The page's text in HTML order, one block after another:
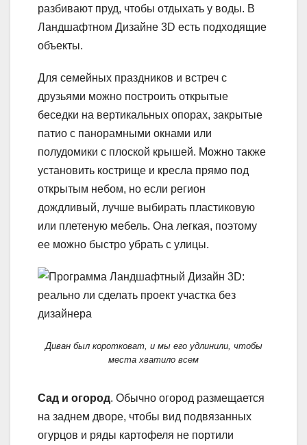
разбивают пруд, чтобы отдыхать у воды. В
Ландшафтном Дизайне 3D есть подходящие
объекты.
Для семейных праздников и встреч с
друзьями можно построить открытые
беседки на вертикальных опорах, закрытые
патио с панорамными окнами или
полудомики с плоской крышей. Можно также
установить кострище и кресла прямо под
открытым небом, но если регион
дождливый, лучше выбирать пластиковую
или плетеную мебель. Она легкая, поэтому
ее можно быстро убрать с улицы.
Диван был коротковат, и мы его удлинили, чтобы
места хватило всем
Сад и огород. Обычно огород размещается
на заднем дворе, чтобы вид подвязанных
огурцов и ряды картофеля не портили